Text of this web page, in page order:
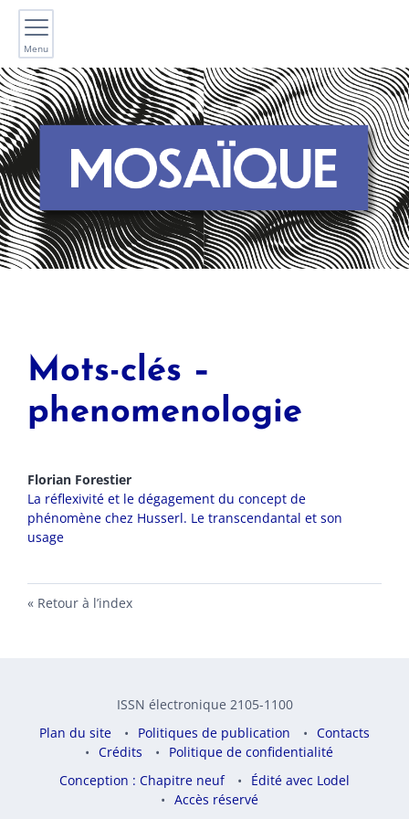
Menu
Mots-clés –
phenomenologie
Florian Forestier
La réflexivité et le dégagement du concept de
phénomène chez Husserl. Le transcendantal et son
usage
Retour à l’index
ISSN électronique 2105-1100
Plan du site
Politiques de publication
Contacts
Crédits
Politique de confidentialité
Conception : Chapitre neuf
Édité avec Lodel
Accès réservé